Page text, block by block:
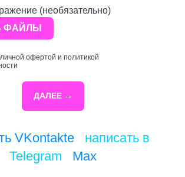
(необязательно)
ФАЙЛЫ
офертой и политикой
ДАЛЕЕ →
VKontakte/ написать в
Telegram
Max